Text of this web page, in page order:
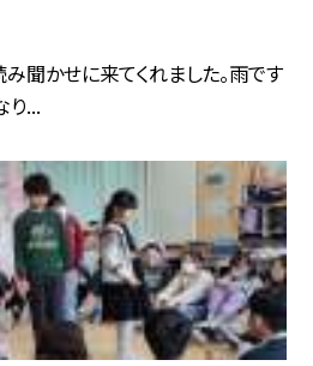
聞かせに来てくれました。雨です
り...